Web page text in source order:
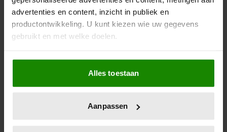
advertenties en content, inzicht in publiek en
productontwikkeling. U kunt kiezen wie uw gegevens
gebruikt en met welke doelen.
Als u het toestaat, willen we ook graag:
Informatie verzamelen over uw geografische
locatie, die tot een paar meter nauwkeurig kan zijn
scannen op specifieke eigenschappen (fingerprinting)
Alles toestaan
Aanpassen